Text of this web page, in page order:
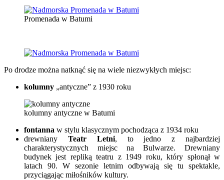
Promenada w Batumi
Po drodze można natknąć się na wiele niezwykłych miejsc:
kolumny „antyczne” z 1930 roku
kolumny antyczne w Batumi
fontanna w stylu klasycznym pochodząca z 1934 roku
drewniany Teatr Letni, to jedno z najbardziej
charakterystycznych miejsc na Bulwarze. Drewniany
budynek jest repliką teatru z 1949 roku, który spłonął w
latach 90. W sezonie letnim odbywają się tu spektakle,
przyciągając miłośników kultury.